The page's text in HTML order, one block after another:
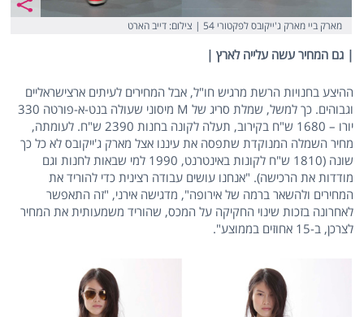
מארק ביי מארק ג'ייקובס לפקטורי 54 | צילום:‎ ‎דייב הארט
| גם המחיר עשה עלייה לארץ |
ההיצע בחנויות הרשת מרגיש חו"ל, אבל המחירים לעיתים ארצישראליים
וגבוהים. כך למשל, שמלת סריג של M מיסוני שעולה בנט-א-פורטה 330
יורו – 1680 ש"ח בקירוב, תעלה לקונה בחנות 2390 ש"ח. לעומתה,
מחיר השמלה המנוקדת שתפסה את עיננו אצל מארק ג'ייקובס לא כל כך
שונה (1810 ש"ח לקונות באינטרנט, 1990 למי שבאות לחנות וגם
מודדות את הרכישה). "אנחנו עושים עבודה רצינית כדי להוריד את
המחירים ולהשאר ברמה של אירופה", מדגישה אירני, "זה התאפשר
לאחרונה בזכות שינוי החקיקה על המכס, שהוריד משמעותית את המחיר
לצרכן, ב-15 אחוזים בממוצע".